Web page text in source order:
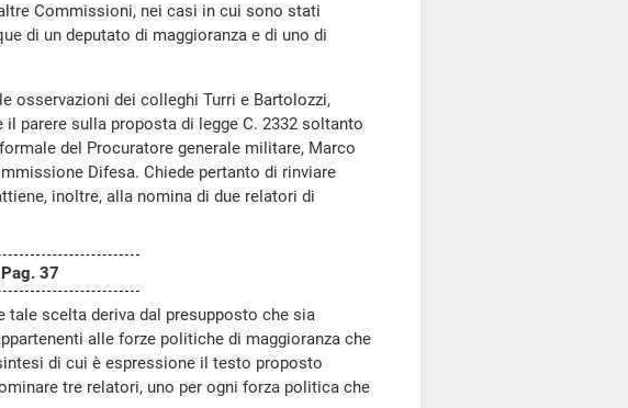
Commissioni, nei casi in cui sono stati
di un deputato di maggioranza e di uno di
osservazioni dei colleghi Turri e Bartolozzi,
parere sulla proposta di legge C. 2332 soltanto
del Procuratore generale militare, Marco
Difesa. Chiede pertanto di rinviare
inoltre, alla nomina di due relatori di
Pag. 37
tale scelta deriva dal presupposto che sia
alle forze politiche di maggioranza che
di cui è espressione il testo proposto
tre relatori, uno per ogni forza politica che